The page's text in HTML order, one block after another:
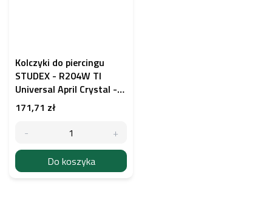
Kolczyki do piercingu
STUDEX - R204W TI
Universal April Crystal -
tytan
171,71 zł
Do koszyka